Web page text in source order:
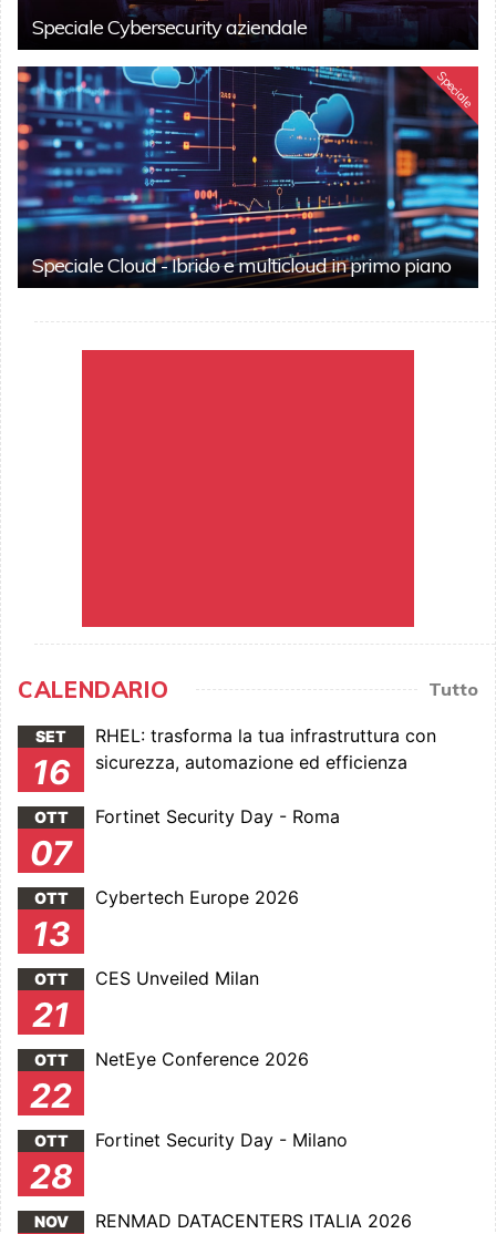
Speciale Cybersecurity aziendale
Speciale
Speciale Cloud - Ibrido e multicloud in primo piano
CALENDARIO Tutto
SET
16
RHEL: trasforma la tua infrastruttura con
sicurezza, automazione ed efficienza
OTT
07
Fortinet Security Day - Roma
OTT
13
Cybertech Europe 2026
OTT
21
CES Unveiled Milan
OTT
22
NetEye Conference 2026
OTT
28
Fortinet Security Day - Milano
NOV RENMAD DATACENTERS ITALIA 2026